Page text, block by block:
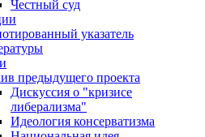
Честный суд
указатель
предыдущего проекта
Дискуссия о "кризисе
либерализма"
Идеология консерватизма